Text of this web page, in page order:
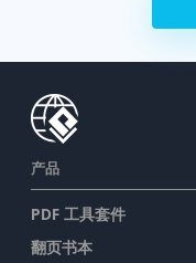
产品
PDF 工具套件
翻页书本